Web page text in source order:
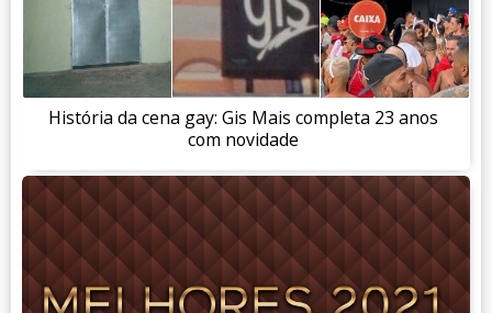
História da cena gay: Gis Mais completa 23 anos
com novidade